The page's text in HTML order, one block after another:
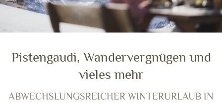
VIELFÄLTIGE WINTERERLEBNISSE IN BRIXEN UND UMGEBUNG
Pistengaudi, Wandervergnügen und
vieles mehr
ABWECHSLUNGSREICHER WINTERURLAUB IN